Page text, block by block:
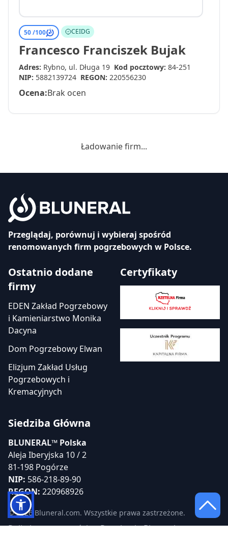
50 /100 CEIDG
Francesco Franciszek Bujak
Adres: Rybno, ul. Długa 19 Kod pocztowy: 84-251
NIP: 5882139724 REGON: 220556230
Ocena:Brak ocen
Ładowanie firm...
Przeglądaj, porównuj i wybieraj spośród
renomowanych firm pogrzebowych w Polsce.
Ostatnio dodane
firmy
EDEN Zakład Pogrzebowy
i Kamieniarstwo Monika
Dacyna
Dom Pogrzebowy Elwan
Elizjum Zakład Usług
Pogrzebowych i
Kremacyjnych
Certyfikaty
Siedziba Główna
BLUNERAL™ Polska
Aleja Iberyjska 10 / 2
81-198 Pogórze
NIP: 586-218-89-90
REGON: 220968926
© 2026 Bluneral.com. Wszystkie prawa zastrzeżone.
Polityka prywatności Regulamin Bluneral